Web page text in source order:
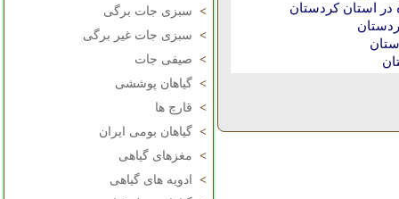
> سبزی جات برگی
> سبزی جات غیر برگی
> صیفی جات
> گیاهان پوششی
> قارچ ها
> گیاهان بومی ایران
> مغزهای گیاهی
>
ادویه های گیاهی
استان كردستان